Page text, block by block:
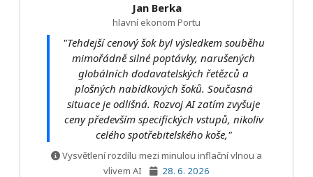
Jan Berka
hlavní ekonom Portu
"Tehdejší cenový šok byl výsledkem souběhu
mimořádně silné poptávky, narušených
globálních dodavatelských řetězců a
plošných nabídkových šoků. Současná
situace je odlišná. Rozvoj AI zatím zvyšuje
ceny především specifických vstupů, nikoliv
celého spotřebitelského koše,"
Vysvětlení rozdílu mezi minulou inflační vlnou a
vlivem AI
28. 6. 2026